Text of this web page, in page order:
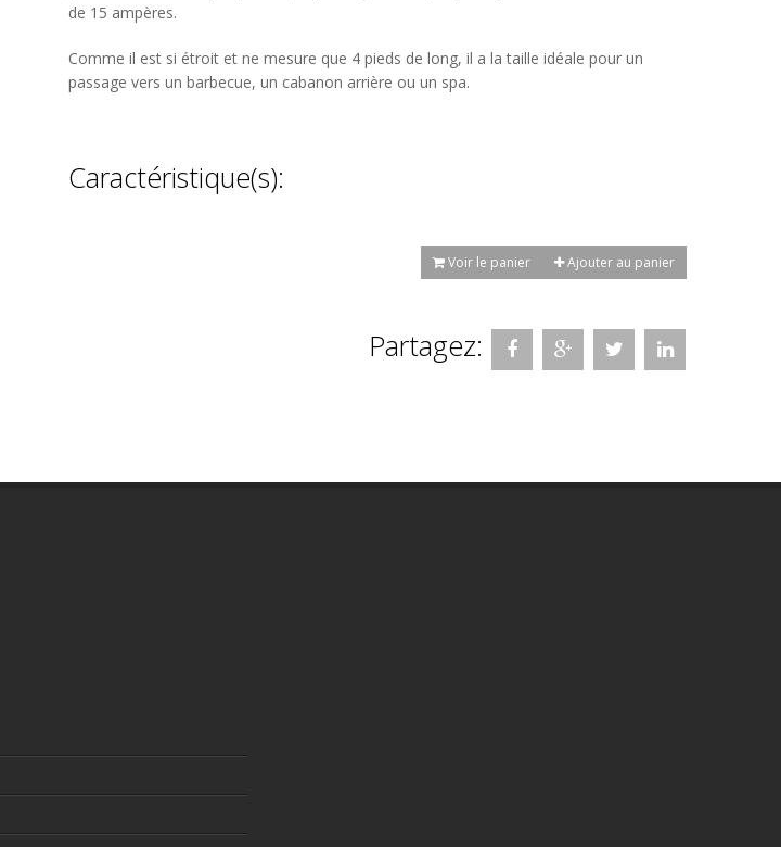
de 15 ampères.
Comme il est si étroit et ne mesure que 4 pieds de long, il a la taille idéale pour un
passage vers un barbecue, un cabanon arrière ou un spa.
Caractéristique(s):
Ajouter au panier
Voir le panier
Partagez: